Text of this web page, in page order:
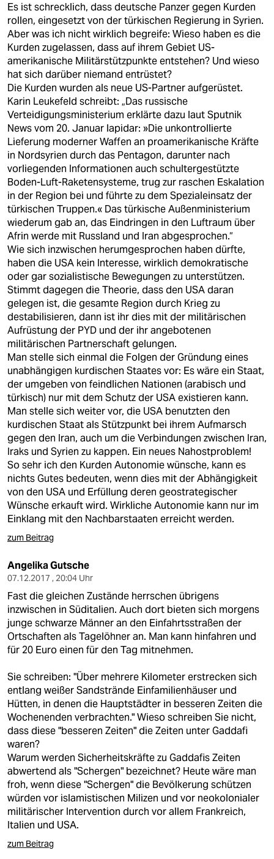
Es ist schrecklich, dass deutsche Panzer gegen Kurden
rollen, eingesetzt von der türkischen Regierung in Syrien.
Aber was ich nicht wirklich begreife: Wieso haben es die
Kurden zugelassen, dass auf ihrem Gebiet US-
amerikanische Militärstützpunkte entstehen? Und wieso
hat sich darüber niemand entrüstet?
Die Kurden wurden als neue US-Partner aufgerüstet.
Karin Leukefeld schreibt: „Das russische
Verteidigungsministerium erklärte dazu laut Sputnik
News vom 20. Januar lapidar: »Die unkontrollierte
Lieferung moderner Waffen an proamerikanische Kräfte
in Nordsyrien durch das Pentagon, darunter nach
vorliegenden Informationen auch schultergestützte
Boden-Luft-Raketensysteme, trug zur raschen Eskalation
in der Region bei und führte zu dem Spezialeinsatz der
türkischen Truppen.« Das türkische Außenministerium
wiederum gab an, das Eindringen in den Luftraum über
Afrin werde mit Russland und Iran abgesprochen.“
Wie sich inzwischen herumgesprochen haben dürfte,
haben die USA kein Interesse, wirklich demokratische
oder gar sozialistische Bewegungen zu unterstützen.
Stimmt dagegen die Theorie, dass den USA daran
gelegen ist, die gesamte Region durch Krieg zu
destabilisieren, dann ist ihr dies mit der militärischen
Aufrüstung der PYD und der ihr angebotenen
militärischen Partnerschaft gelungen.
Man stelle sich einmal die Folgen der Gründung eines
unabhängigen kurdischen Staates vor: Es wäre ein Staat,
der umgeben von feindlichen Nationen (arabisch und
türkisch) nur mit dem Schutz der USA existieren kann.
Man stelle sich weiter vor, die USA benutzten den
kurdischen Staat als Stützpunkt bei ihrem Aufmarsch
gegen den Iran, auch um die Verbindungen zwischen Iran,
Iraks und Syrien zu kappen. Ein neues Nahostproblem!
So sehr ich den Kurden Autonomie wünsche, kann es
nichts Gutes bedeuten, wenn dies mit der Abhängigkeit
von den USA und Erfüllung deren geostrategischer
Wünsche erkauft wird. Wirkliche Autonomie kann nur im
Einklang mit den Nachbarstaaten erreicht werden.
zum Beitrag
Angelika Gutsche
07.12.2017 , 20:04 Uhr
Fast die gleichen Zustände herrschen übrigens
inzwischen in Süditalien. Auch dort bieten sich morgens
junge schwarze Männer an den Einfahrtsstraßen der
Ortschaften als Tagelöhner an. Man kann hinfahren und
für 20 Euro einen für den Tag mitnehmen.
Sie schreiben: "Über mehrere Kilometer erstrecken sich
entlang weißer Sandstrände Einfamilienhäuser und
Hütten, in denen die Hauptstädter in besseren Zeiten die
Wochenenden verbrachten." Wieso schreiben Sie nicht,
dass diese "besseren Zeiten" die Zeiten unter Gaddafi
waren?
Warum werden Sicherheitskräfte zu Gaddafis Zeiten
abwertend als "Schergen" bezeichnet? Heute wäre man
froh, wenn diese "Schergen" die Bevölkerung schützen
würden vor islamistischen Milizen und vor neokolonialer
militärischer Intervention durch vor allem Frankreich,
Italien und USA.
zum Beitrag